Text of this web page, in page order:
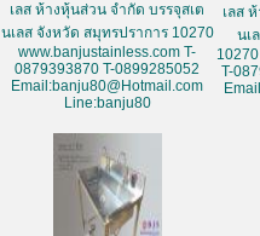
เลส ห้างหุ้นส่วน จำกัด บรรจุสเต
นเลส จังหวัด สมุทรปราการ 10270
www.banjustainless.com T-
0879393870 T-0899285052
Email:banju80@Hotmail.com
Line:banju80
เลส
นเ
T-